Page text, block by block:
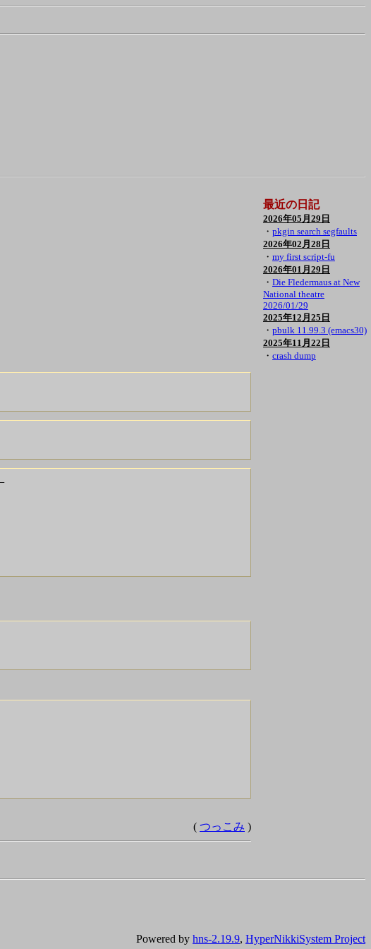
( つっこみ )
最近の日記
2026年05月29日
・ pkgin search segfaults
2026年02月28日
・ my first script-fu
2026年01月29日
・ Die Fledermaus at New
National theatre
2026/01/29
2025年12月25日
・ pbulk 11.99.3 (emacs30)
2025年11月22日
・ crash dump
Powered by hns-2.19.9, HyperNikkiSystem Project